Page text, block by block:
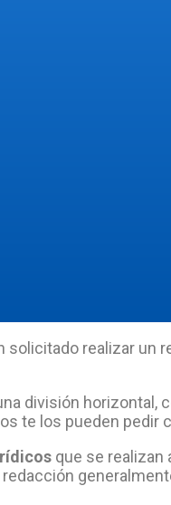
solicitado realizar un
división horizontal,
te los pueden pedir
que se realizan